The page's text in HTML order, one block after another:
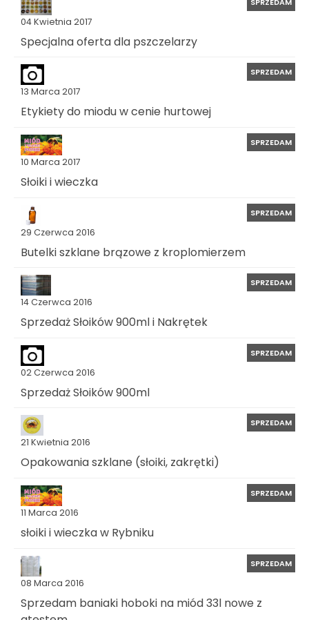
04 Kwietnia 2017
Specjalna oferta dla pszczelarzy
13 Marca 2017
SPRZEDAM
Etykiety do miodu w cenie hurtowej
10 Marca 2017
SPRZEDAM
Słoiki i wieczka
29 Czerwca 2016
SPRZEDAM
Butelki szklane brązowe z kroplomierzem
14 Czerwca 2016
SPRZEDAM
Sprzedaż Słoików 900ml i Nakrętek
02 Czerwca 2016
SPRZEDAM
Sprzedaż Słoików 900ml
21 Kwietnia 2016
SPRZEDAM
Opakowania szklane (słoiki, zakrętki)
11 Marca 2016
SPRZEDAM
słoiki i wieczka w Rybniku
08 Marca 2016
SPRZEDAM
Sprzedam baniaki hoboki na miód 33l nowe z